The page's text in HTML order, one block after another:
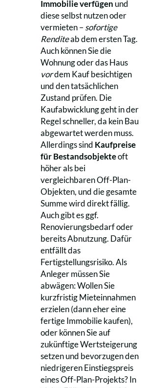
Immobilie verfügen und
diese selbst nutzen oder
vermieten –sofortige
Renditeab dem ersten Tag.
Auch können Sie die
Wohnung oder das Haus
vordem Kauf besichtigen
und den tatsächlichen
Zustand prüfen. Die
Kaufabwicklung geht in der
Regel schneller, da kein Bau
abgewartet werden muss.
Allerdings sind Kaufpreise
für Bestandsobjekteoft
höher als bei
vergleichbaren Off-Plan-
Objekten, und die gesamte
Summe wird direkt fällig.
Auch gibt es ggf.
Renovierungsbedarf oder
bereits Abnutzung. Dafür
entfällt das
Fertigstellungsrisiko. Als
Anleger müssen Sie
abwägen: Wollen Sie
kurzfristig Mieteinnahmen
erzielen (dann eher eine
fertige Immobilie kaufen),
oder können Sie auf
zukünftige Wertsteigerung
setzen und bevorzugen den
niedrigeren Einstiegspreis
eines Off-Plan-Projekts? In